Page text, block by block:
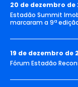
20 de dezembro de
Estadão Summit
marcaram a 9ª
19 de dezembro de
Fórum Estadão